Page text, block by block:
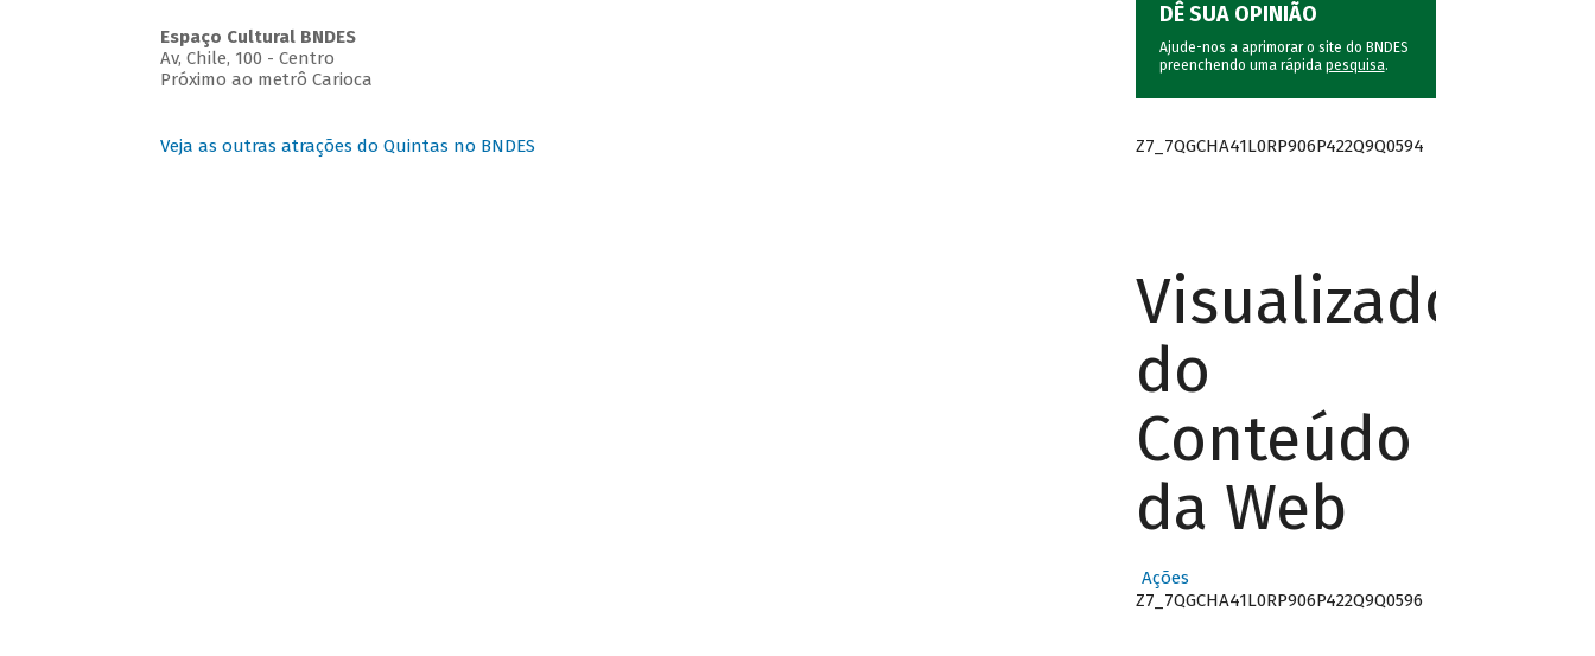
Espaço Cultural BNDES
Av, Chile, 100 - Centro
Próximo ao metrô Carioca
Veja as outras atrações do Quintas no BNDES
DÊ SUA OPINIÃO
Ajude-nos a aprimorar o site do BNDES
preenchendo uma rápida pesquisa.
Z7_7QGCHA41L0RP906P422Q9Q0594
Visualizador
do
Conteúdo
da Web
Ações
Z7_7QGCHA41L0RP906P422Q9Q0596